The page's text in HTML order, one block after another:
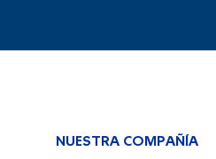
NUESTRA COMPAÑÍA